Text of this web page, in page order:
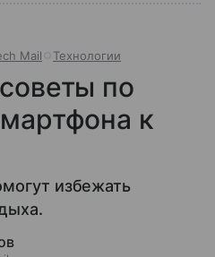
Mail Технологии
по
к
избежать